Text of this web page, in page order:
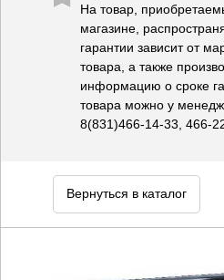
На товар,
магазине,
гарантии зависит от
товара, а также
информацию о сроке
товара можно у
8(831)466-14-33, 466-
Вернуться в каталог